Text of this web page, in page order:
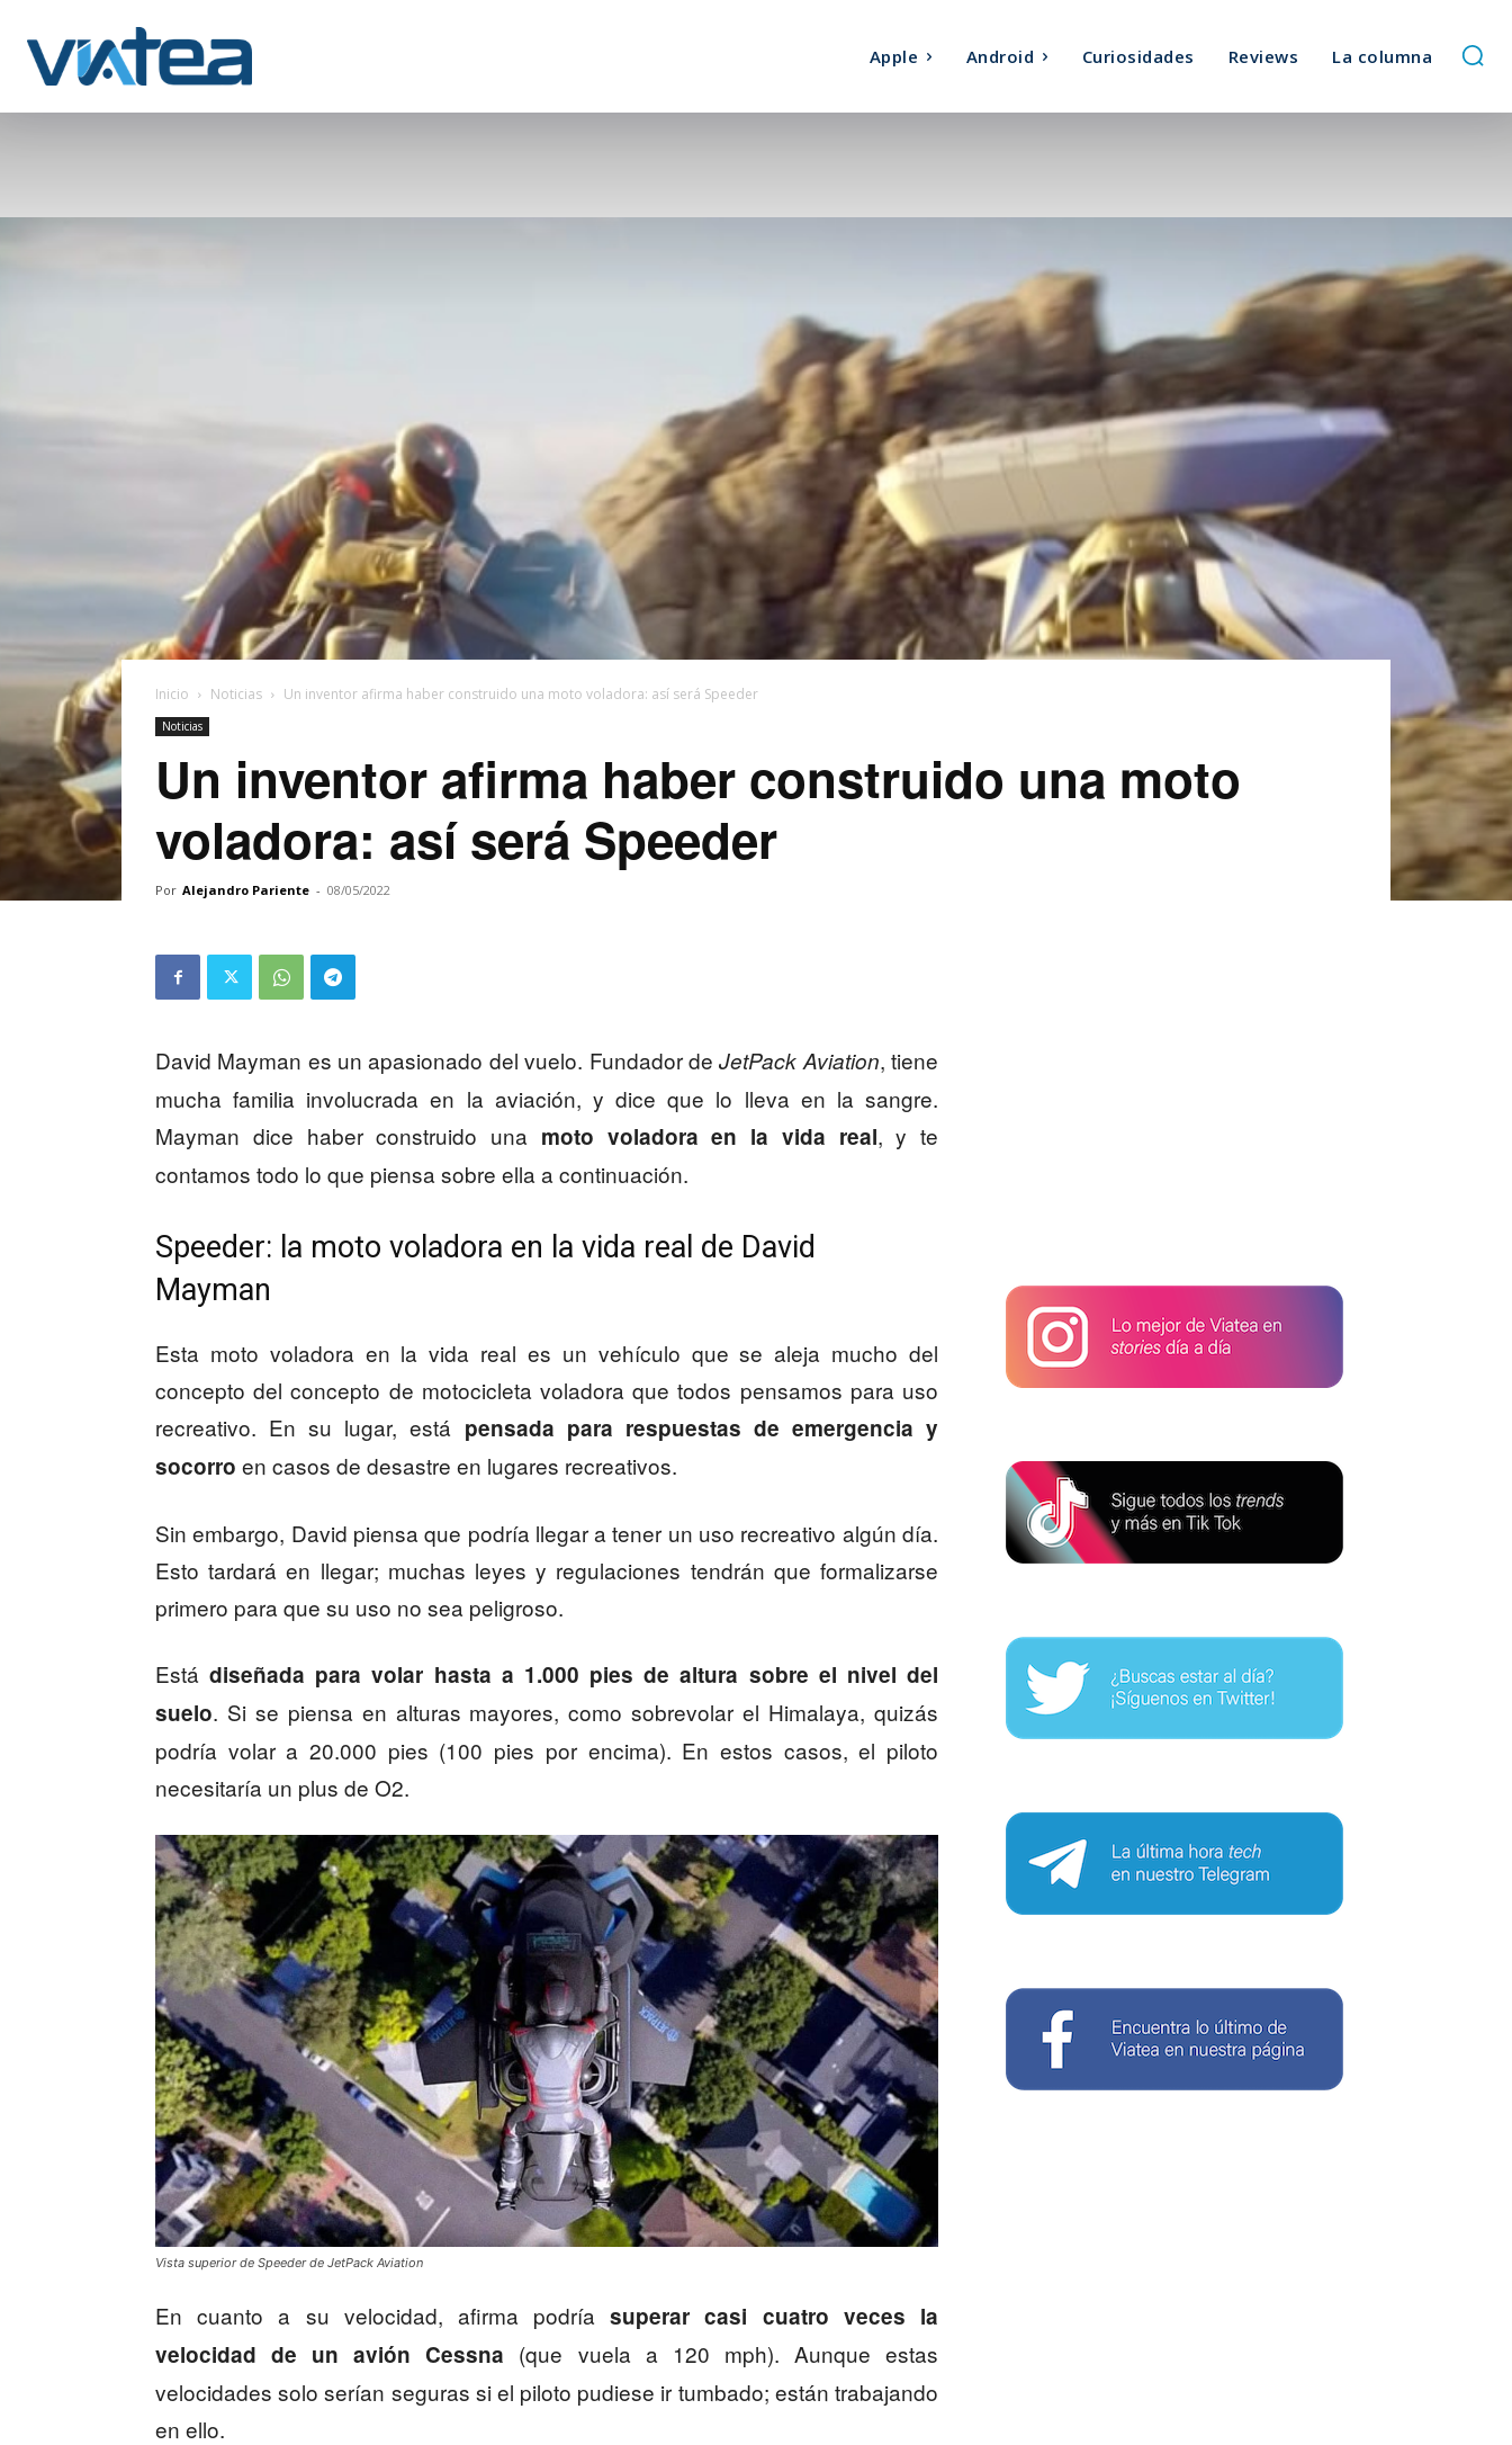
Apple Android Curiosidades Reviews La columna
Inicio Noticias Un inventor afirma haber construido una moto voladora: así será Speeder
Noticias
Un inventor afirma haber construido una moto
voladora: así será Speeder
Por Alejandro Pariente - 08/05/2022
David Mayman es un apasionado del vuelo. Fundador deJetPack Aviation, tiene
mucha familia involucrada en la aviación, y dice que lo lleva en la sangre.
Mayman dice haber construido una moto voladora en la vida real, y te
contamos todo lo que piensa sobre ella a continuación.
Speeder: la moto voladora en la vida real de David
Mayman
Esta moto voladora en la vida real es un vehículo que se aleja mucho del
concepto del concepto de motocicleta voladora que todos pensamos para uso
recreativo. En su lugar, está pensada para respuestas de emergencia y
socorro en casos de desastre en lugares recreativos.
Sin embargo, David piensa que podría llegar a tener un uso recreativo algún día.
Esto tardará en llegar; muchas leyes y regulaciones tendrán que formalizarse
primero para que su uso no sea peligroso.
Estádiseñada para volar hasta a 1.000 pies de altura sobre el nivel del
suelo. Si se piensa en alturas mayores, como sobrevolar el Himalaya, quizás
podría volar a 20.000 pies (100 pies por encima). En estos casos, el piloto
necesitaría un plus de O2.
Vista superior de Speeder de JetPack Aviation
En cuanto a su velocidad, afirma podríasuperar casi cuatro veces la
velocidad de un avión Cessna (que vuela a 120 mph). Aunque estas
velocidades solo serían seguras si el piloto pudiese ir tumbado; están trabajando
en ello.